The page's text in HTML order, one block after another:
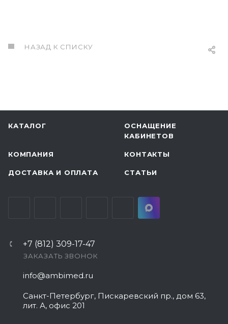
НАЗАД К СПИСКУ
КАТАЛОГ
ОСНАЩЕНИЕ
КАБИНЕТОВ
КОМПАНИЯ КОНТАКТЫ
ДОСТАВКА И ОПЛАТА СТАТЬИ
+7 (812) 309-17-47
ЗАКАЗАТЬ ЗВОНОК
info@ambimed.ru
Санкт-Петербург, Пискаревский пр., дом 63,
лит. А, офис 201